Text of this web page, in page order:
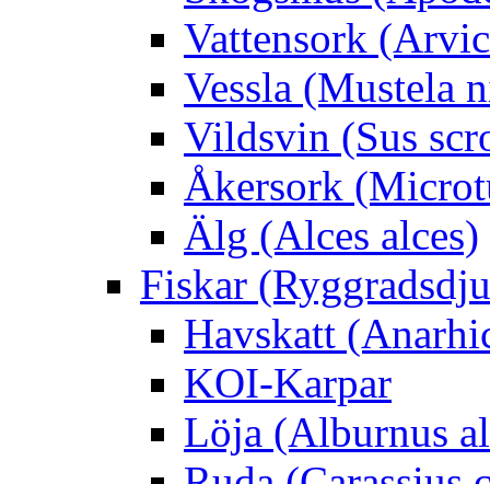
Vattensork
Vessla (Mustela
Vildsvin (Sus
Åkersork
Älg (Alces alces)
Fiskar
Havskatt
KOI-Karpar
Löja (Alburnus